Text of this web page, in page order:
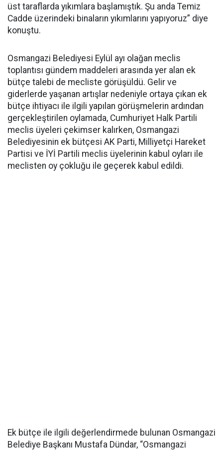
üst taraflarda yıkımlara başlamıştık. Şu anda Temiz
Cadde üzerindeki binaların yıkımlarını yapıyoruz” diye
konuştu.
Osmangazi Belediyesi Eylül ayı olağan meclis
toplantısı gündem maddeleri arasında yer alan ek
bütçe talebi de mecliste görüşüldü. Gelir ve
giderlerde yaşanan artışlar nedeniyle ortaya çıkan ek
bütçe ihtiyacı ile ilgili yapılan görüşmelerin ardından
gerçekleştirilen oylamada, Cumhuriyet Halk Partili
meclis üyeleri çekimser kalırken, Osmangazi
Belediyesinin ek bütçesi AK Parti, Milliyetçi Hareket
Partisi ve İYİ Partili meclis üyelerinin kabul oyları ile
meclisten oy çokluğu ile geçerek kabul edildi.
Ek bütçe ile ilgili değerlendirmede bulunan Osmangazi
Belediye Başkanı Mustafa Dündar, “Osmangazi